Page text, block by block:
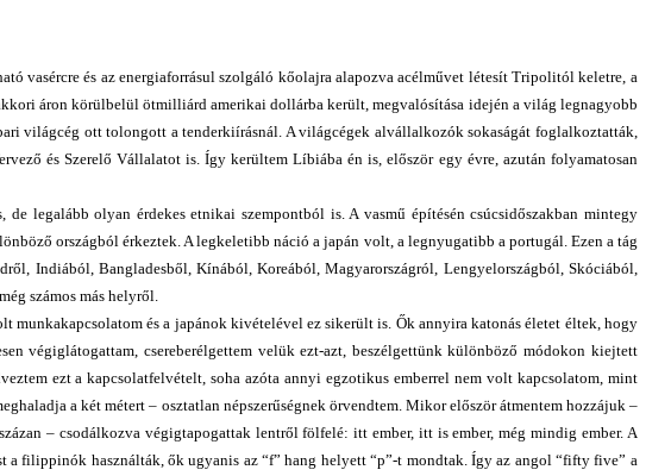
vasércre és az energiaforrásul szolgáló kőolajra alapozva acélművet létesít Tripolitól keletre, a
áron körülbelül ötmilliárd amerikai dollárba került, megvalósítása idején a világ legnagyobb
világcég ott tolongott a tenderkiírásnál. A világcégek alvállalkozók sokaságát foglalkoztatták,
és Szerelő Vállalatot is. Így kerültem Líbiába én is, először egy évre, azután folyamatosan
de legalább olyan érdekes etnikai szempontból is. A vasmű építésén csúcsidőszakban mintegy
országból érkeztek. A legkeletibb náció a japán volt, a legnyugatibb a portugál. Ezen a tág
Indiából, Bangladesből, Kínából, Koreából, Magyarországról, Lengyelországból, Skóciából,
számos más helyről.
munkakapcsolatom és a japánok kivételével ez sikerült is. Ők annyira katonás életet éltek, hogy
végiglátogattam, csereberélgettem velük ezt-azt, beszélgettünk különböző módokon kiejtett
ezt a kapcsolatfelvételt, soha azóta annyi egzotikus emberrel nem volt kapcsolatom, mint
a két métert – osztatlan népszerűségnek örvendtem. Mikor először átmentem hozzájuk –
– csodálkozva végigtapogattak lentről fölfelé: itt ember, itt is ember, még mindig ember. A
a filippinók használták, ők ugyanis az “f” hang helyett “p”-t mondtak. Így az angol “fifty five” a